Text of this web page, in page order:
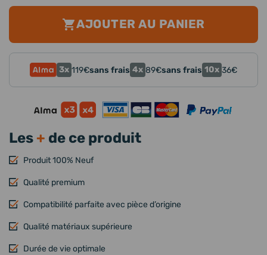
Les+ de ce produit
Produit 100% Neuf
Qualité premium
Compatibilité parfaite avec pièce d’origine
Qualité matériaux supérieure
Durée de vie optimale
AJOUTER AU PANIER
3x 119€sans frais 4x 89€sans frais 10x 36€